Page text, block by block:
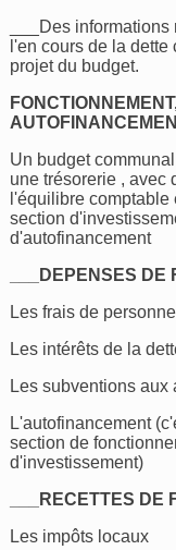
___Des
l'en cours de la
projet du budget.
Un budget
une trésorerie , avec
l'équilibre
section
d'autofinancement
___DEPENSES
Les frais de
Les intérêts de la
Les subventions aux
L'autofinancement
section de
d'investissement)
___RECETTES DE
Les impôts locaux